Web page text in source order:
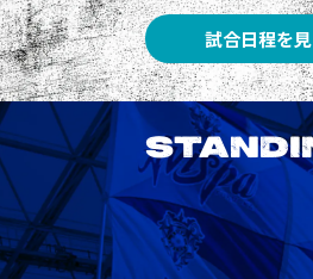
試合日程を